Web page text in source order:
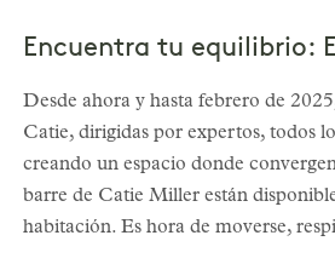
Encuentra tu equilibrio:
Desde ahora y hasta febrero de
Catie, dirigidas por expertos, todos
creando un espacio donde
barre de Catie Miller están
habitación. Es hora de moverse,